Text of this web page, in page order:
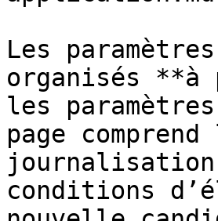
Les
organisés **à
les
page
conditions